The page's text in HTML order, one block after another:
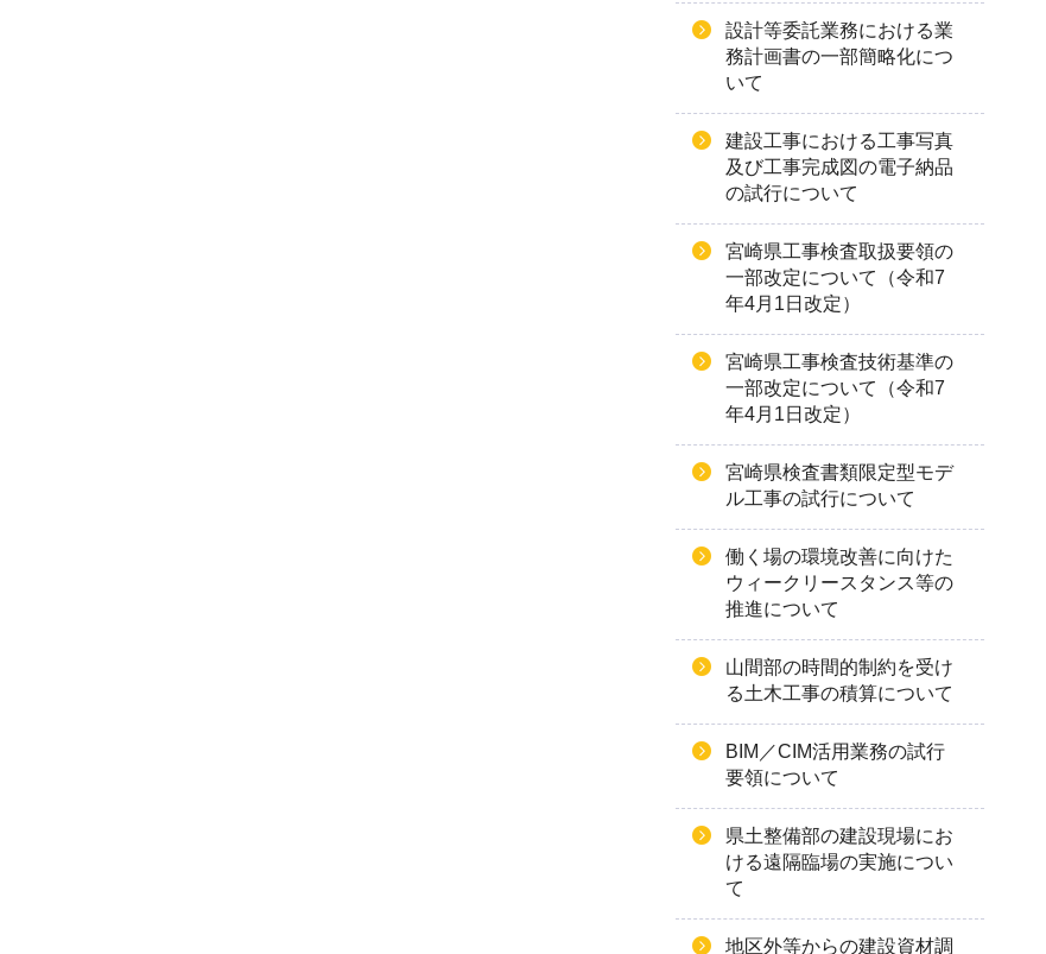
設計等委託業務における業
務計画書の一部簡略化につ
いて
建設工事における工事写真
及び工事完成図の電子納品
の試行について
宮崎県工事検査取扱要領の
一部改定について（令和7
年4月1日改定）
宮崎県工事検査技術基準の
一部改定について（令和7
年4月1日改定）
宮崎県検査書類限定型モデ
ル工事の試行について
働く場の環境改善に向けた
ウィークリースタンス等の
推進について
山間部の時間的制約を受け
る土木工事の積算について
BIM／CIM活用業務の試行
要領について
県土整備部の建設現場にお
ける遠隔臨場の実施につい
て
地区外等からの建設資材調